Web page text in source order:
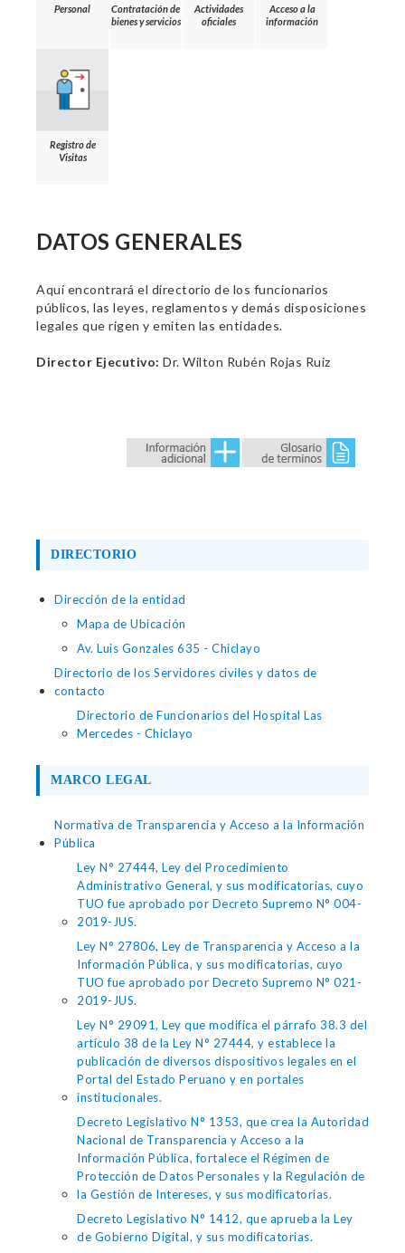
Personal
Contratación de
bienes y servicios
Actividades
oficiales
Acceso a la
información
Registro de
Visitas
DATOS GENERALES
Aquí encontrará el directorio de los funcionarios
públicos, las leyes, reglamentos y demás disposiciones
legales que rigen y emiten las entidades.
Director Ejecutivo: Dr. Wilton Rubén Rojas Ruiz
DIRECTORIO
Dirección de la entidad
Mapa de Ubicación
Av. Luis Gonzales 635 - Chiclayo
Directorio de los Servidores civiles y datos de
contacto
Directorio de Funcionarios del Hospital Las
Mercedes - Chiclayo
MARCO LEGAL
Normativa de Transparencia y Acceso a la Información
Pública
Ley N° 27444, Ley del Procedimiento
Administrativo General, y sus modificatorias, cuyo
TUO fue aprobado por Decreto Supremo N° 004-
2019-JUS.
Ley N° 27806, Ley de Transparencia y Acceso a la
Información Pública, y sus modificatorias, cuyo
TUO fue aprobado por Decreto Supremo N° 021-
2019-JUS.
Ley N° 29091, Ley que modifica el párrafo 38.3 del
artículo 38 de la Ley N° 27444, y establece la
publicación de diversos dispositivos legales en el
Portal del Estado Peruano y en portales
institucionales.
Decreto Legislativo N° 1353, que crea la Autoridad
Nacional de Transparencia y Acceso a la
Información Pública, fortalece el Régimen de
Protección de Datos Personales y la Regulación de
la Gestión de Intereses, y sus modificatorias.
Decreto Legislativo N° 1412, que aprueba la Ley
de Gobierno Digital, y sus modificatorias.